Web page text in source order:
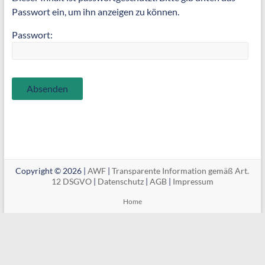
Passwort ein, um ihn anzeigen zu können.
Passwort:
Copyright © 2026 |AWF |Transparente Information gemäß Art.
12 DSGVO| Datenschutz| AGB| Impressum
Home